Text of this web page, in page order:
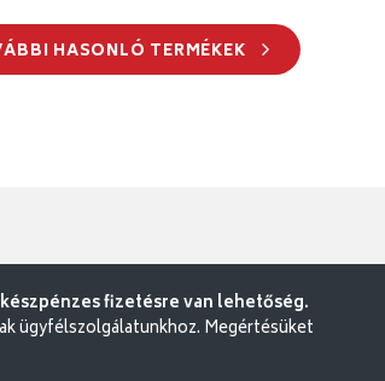
HASONLÓ TERMÉKEK
fizetésre van lehetőség.
ügyfélszolgálatunkhoz. Megértésüket